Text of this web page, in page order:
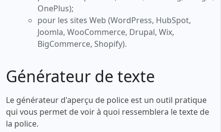
OnePlus);
pour les sites Web (WordPress, HubSpot,
Joomla, WooCommerce, Drupal, Wix,
BigCommerce, Shopify).
Générateur de texte
Le générateur d'aperçu de police est un outil pratique
qui vous permet de voir à quoi ressemblera le texte de
la police.